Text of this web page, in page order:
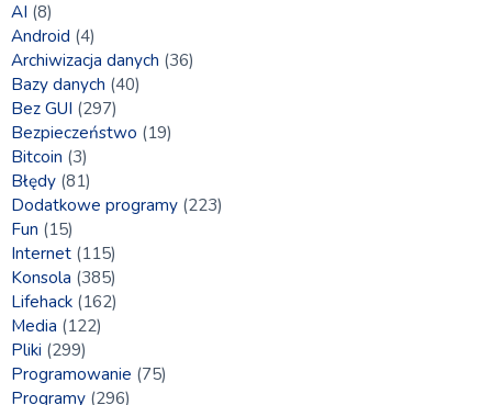
AI (8)
Android (4)
Archiwizacja danych (36)
Bazy danych (40)
Bez GUI (297)
Bezpieczeństwo (19)
Bitcoin (3)
Błędy (81)
Dodatkowe programy (223)
Fun (15)
Internet (115)
Konsola (385)
Lifehack (162)
Media (122)
Pliki (299)
Programowanie (75)
Programy (296)